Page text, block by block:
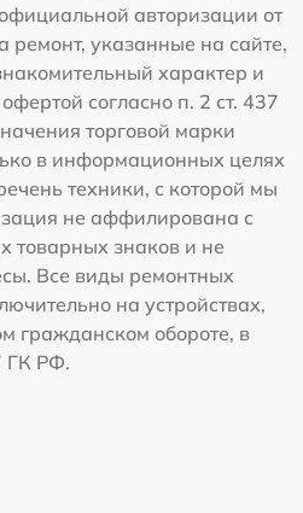
авторизации от
ремонт, указанные на сайте,
характер и
согласно п. 2 ст. 437
торговой марки
в информационных целях
техники, с которой мы
не аффилирована с
товарных знаков и не
Все виды ремонтных
на устройствах,
гражданском обороте, в
ГК РФ.